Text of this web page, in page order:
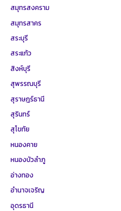
สมุทรสงคราม
สมุทรสาคร
สระบุรี
สระแก้ว
สิงห์บุรี
สุพรรณบุรี
สุราษฎร์ธานี
สุรินทร์
สุโขทัย
หนองคาย
หนองบัวลำภู
อ่างทอง
อำนาจเจริญ
อุดรธานี